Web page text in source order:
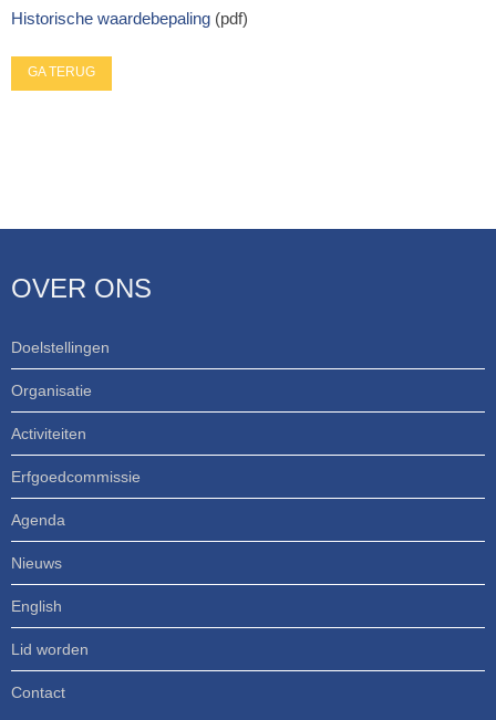
Historische waardebepaling (pdf)
GA TERUG
OVER ONS
Doelstellingen
Organisatie
Activiteiten
Erfgoedcommissie
Agenda
Nieuws
English
Lid worden
Contact